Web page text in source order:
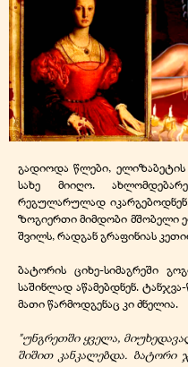
გადიოდა წლები,
სახე მიიღო.
რეგულარულად
ზოგიერთი მიმდობი მშობელი
შვილს, რადგან გრაფინიას
ბატორის ციხე-სიმაგრეში
საშინლად აწამებდნენ.
მათი წარმოდგენაც კი ძნელია.
"უნგრეთში ყველა,
შიშით კანკალებდა. ბატორი